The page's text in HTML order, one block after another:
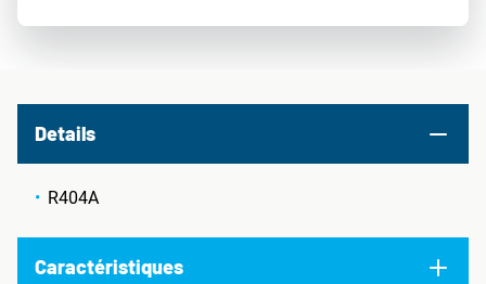
Details
R404A
Caractéristiques